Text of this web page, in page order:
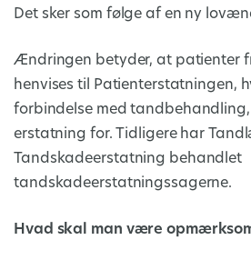
Det sker som følge af en ny
Ændringen betyder, at patienter
henvises til Patienterstatningen,
forbindelse med
erstatning for. Tidligere har
Tandskadeerstatning behandlet
tandskadeerstatningssagerne.
Hvad skal man være